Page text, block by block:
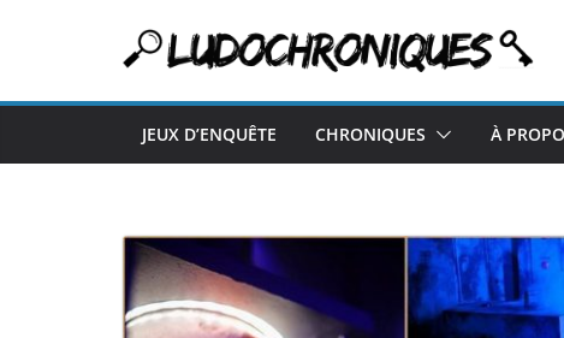
contenu
JEUX D’ENQUÊTE CHRONIQUES À